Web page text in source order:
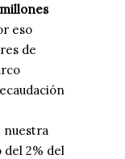
eso
de
nuestra
2% del